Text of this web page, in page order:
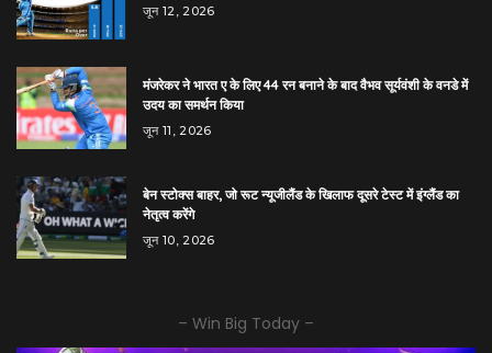
जून 12, 2026
मंजरेकर ने भारत ए के लिए 44 रन बनाने के बाद वैभव सूर्यवंशी के वनडे में
उदय का समर्थन किया
जून 11, 2026
बेन स्टोक्स बाहर, जो रूट न्यूजीलैंड के खिलाफ दूसरे टेस्ट में इंग्लैंड का
नेतृत्व करेंगे
जून 10, 2026
– Win Big Today –